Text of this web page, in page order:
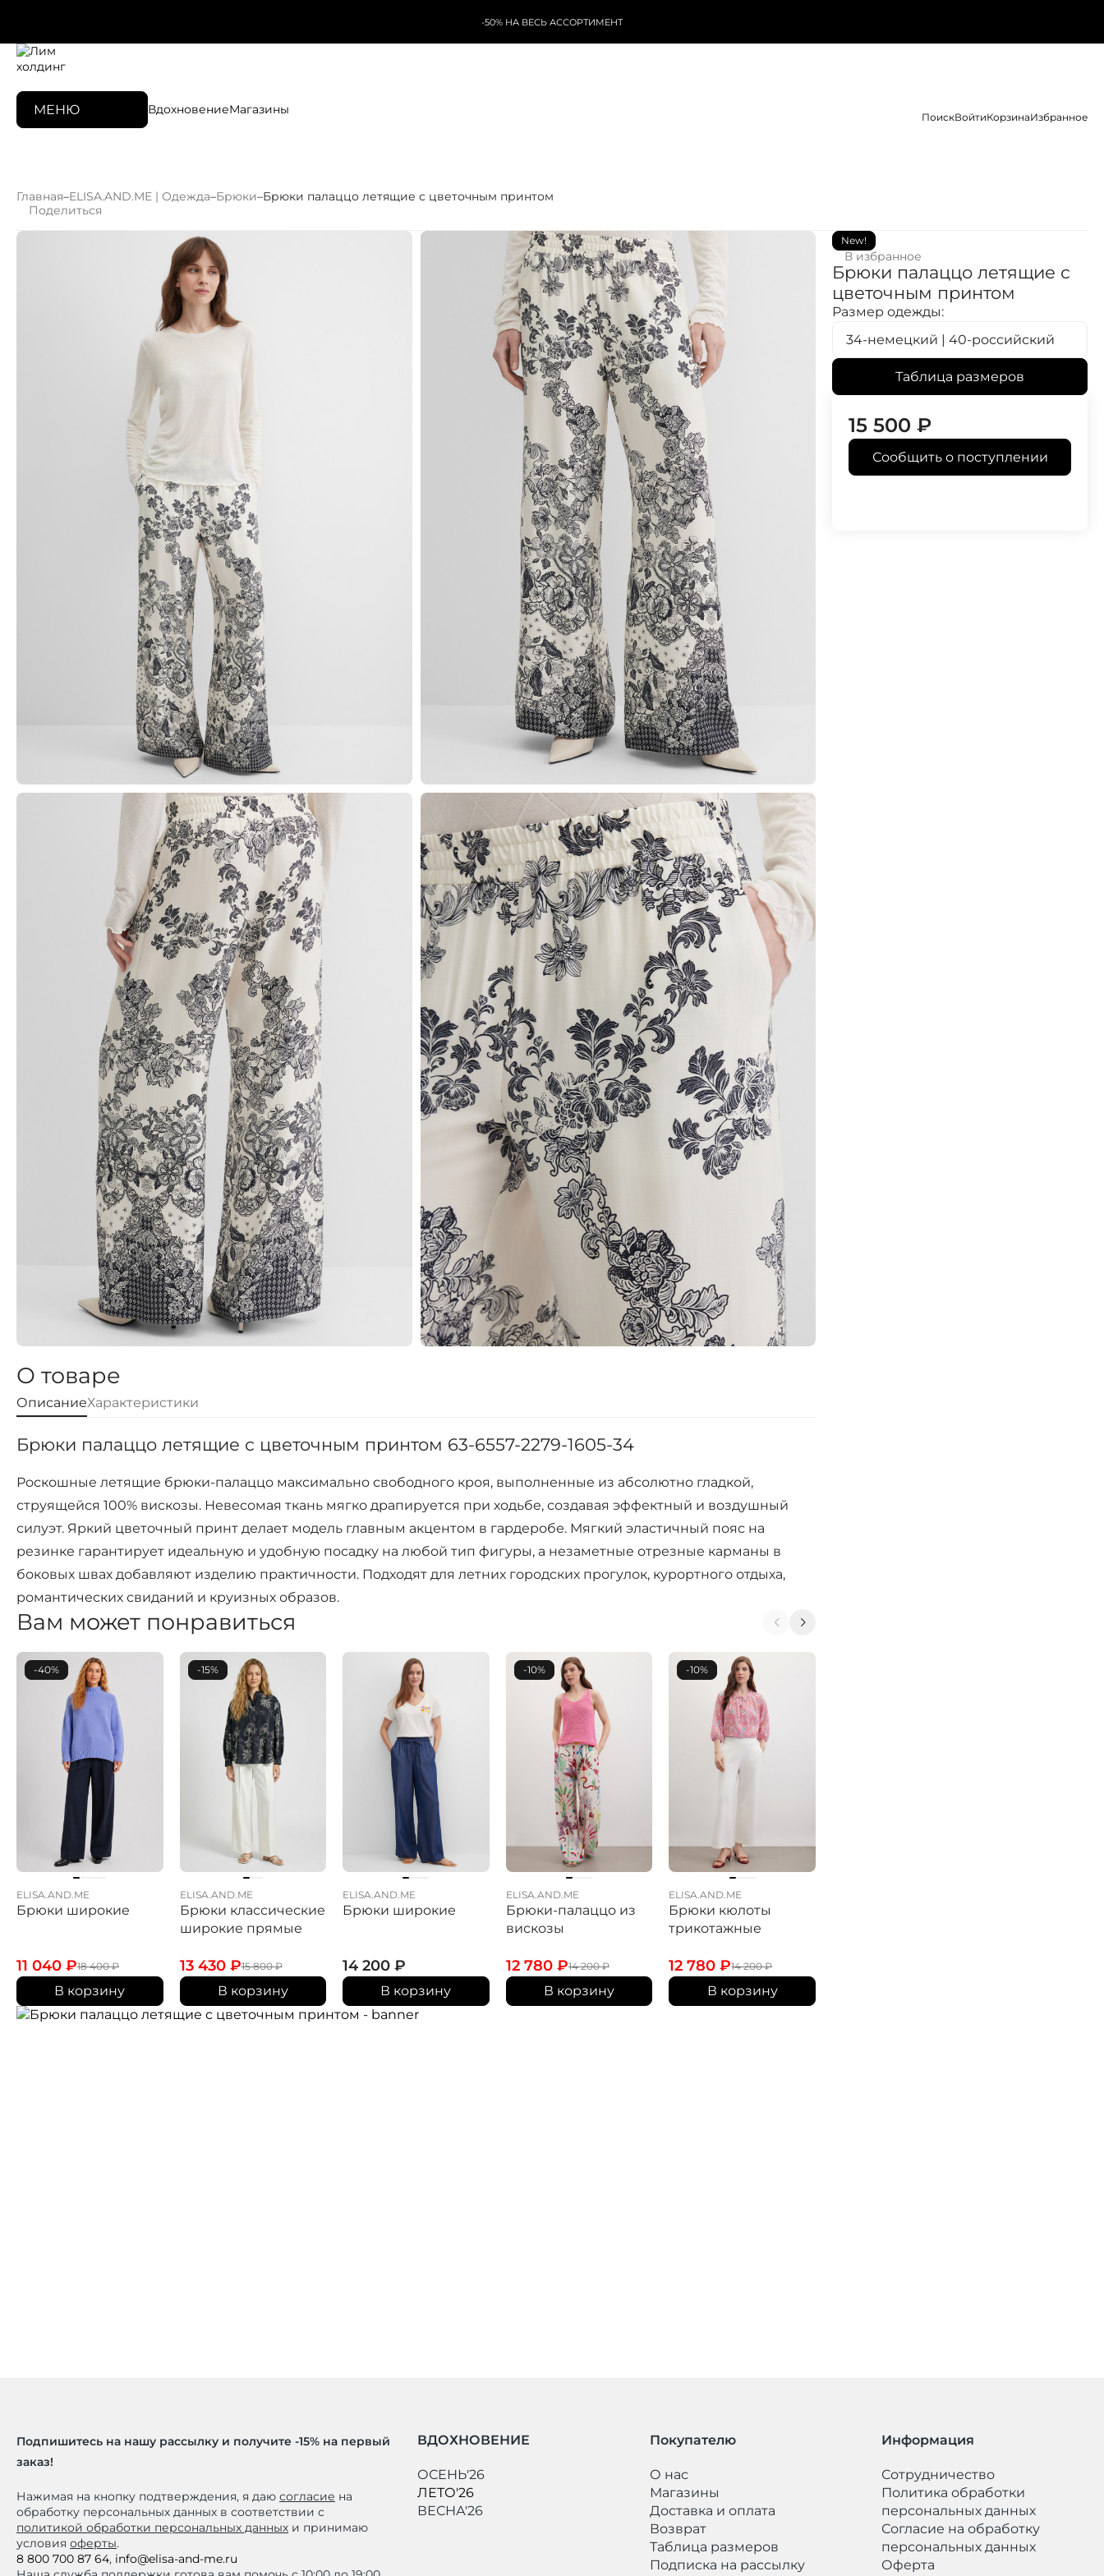
-50% НА ВЕСЬ АССОРТИМЕНТ
МЕНЮ ВдохновениеМагазины
ПоискВойтиКорзинаИзбранное
Главная–ELISA.AND.ME | Одежда–Брюки–Брюки палаццо летящие с цветочным принтом
Поделиться
О товаре
ОписаниеХарактеристики
Брюки палаццо летящие с цветочным принтом 63-6557-2279-1605-34
Роскошные летящие брюки-палаццо максимально свободного кроя, выполненные из абсолютно гладкой,
струящейся 100% вискозы. Невесомая ткань мягко драпируется при ходьбе, создавая эффектный и воздушный
силуэт. Яркий цветочный принт делает модель главным акцентом в гардеробе. Мягкий эластичный пояс на
резинке гарантирует идеальную и удобную посадку на любой тип фигуры, а незаметные отрезные карманы в
боковых швах добавляют изделию практичности. Подходят для летних городских прогулок, курортного отдыха,
романтических свиданий и круизных образов.
Вам может понравиться
-40%
ELISA.AND.ME
Брюки широкие
18 400₽
11 040 ₽
В корзину
-15%
ELISA.AND.ME
Брюки классические
широкие прямые
15 800₽
13 430 ₽
В корзину
ELISA.AND.ME
Брюки широкие
14 200₽
В корзину
-10%
ELISA.AND.ME
Брюки-палаццо из
вискозы
14 200₽
12 780 ₽
В корзину
-10%
ELISA.AND.ME
Брюки кюлоты
трикотажные
14 200₽
12 780₽
В корзину
New!
В избранное
Брюки палаццо летящие с
цветочным принтом
Размер одежды:
34-немецкий | 40-российский
Таблица размеров
15 500 ₽
Сообщить о поступлении
Подпишитесь на нашу рассылку и получите -15% на первый
заказ!
Нажимая на кнопку подтверждения, я даю согласие на
обработку персональных данных в соответствии с
политикой обработки персональных данных и принимаю
условия оферты.
8 800 700 87 64, info@elisa-and-me.ru
ВДОХНОВЕНИЕ
ОСЕНЬ'26
ЛЕТО'26
ВЕСНА'26
Покупателю
О нас
Магазины
Доставка и оплата
Возврат
Таблица размеров
Подписка на рассылку
Информация
Сотрудничество
Политика обработки
персональных данных
​Согласие на обработку
персональных данных
Оферта